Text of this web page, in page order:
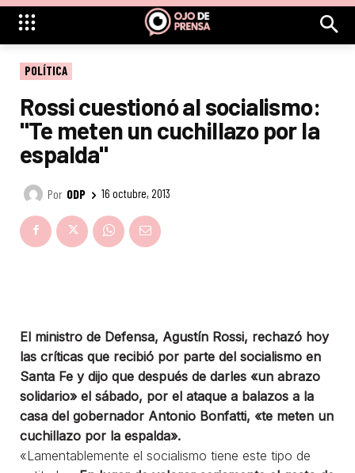
POLÍTICA
Rossi cuestionó al socialismo:
"Te meten un cuchillazo por la
espalda"
Por ODP 16 octubre, 2013
El ministro de Defensa, Agustín Rossi, rechazó hoy
las críticas que recibió por parte del socialismo en
Santa Fe y dijo que después de darles «un abrazo
solidario» el sábado, por el ataque a balazos a la
casa del gobernador Antonio Bonfatti, «te meten un
cuchillazo por la espalda».
«Lamentablemente el socialismo tiene este tipo de